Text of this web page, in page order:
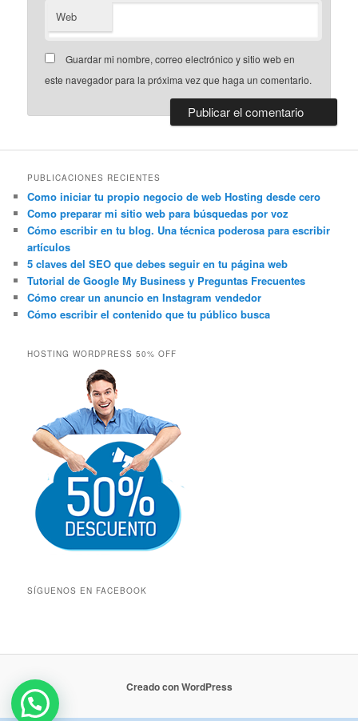
Web
Guardar mi nombre, correo electrónico y sitio web en
este navegador para la próxima vez que haga un comentario.
PUBLICACIONES RECIENTES
Como iniciar tu propio negocio de web Hosting desde cero
Como preparar mi sitio web para búsquedas por voz
Cómo escribir en tu blog. Una técnica poderosa para escribir
artículos
5 claves del SEO que debes seguir en tu página web
Tutorial de Google My Business y Preguntas Frecuentes
Cómo crear un anuncio en Instagram vendedor
Cómo escribir el contenido que tu público busca
HOSTING WORDPRESS 50% OFF
SÍGUENOS EN FACEBOOK
Creado con WordPress